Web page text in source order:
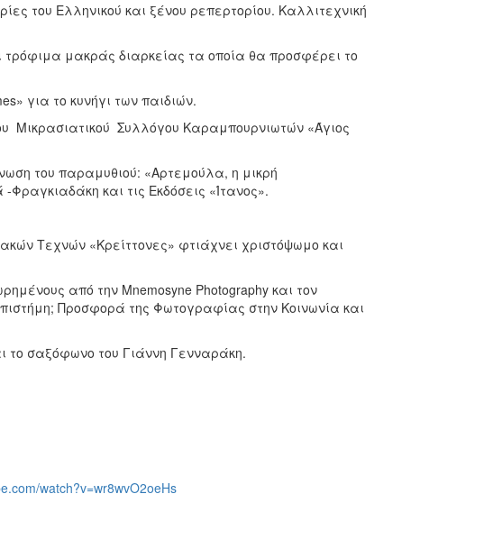
του Ελληνικού και ξένου ρεπερτορίου. Καλλιτεχνική
μακράς διαρκείας τα οποία θα προσφέρει το
για το κυνήγι των παιδιών.
Μικρασιατικού Συλλόγου Καραμπουρνιωτών «Άγιος
του παραμυθιού: «Αρτεμούλα, η μικρή
και τις Εκδόσεις «Ίτανος».
Τεχνών «Κρείττονες» φτιάχνει χριστόψωμο και
από την Mnemosyne Photography και τον
Προσφορά της Φωτογραφίας στην Κοινωνία και
το σαξόφωνο του Γιάννη Γενναράκη.
watch?v=wr8wvO2oeHs